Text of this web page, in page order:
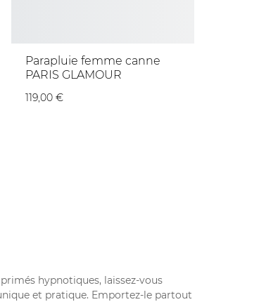
Parapluie femme canne
PARIS GLAMOUR
119,00 €
hypnotiques, laissez-vous
et pratique. Emportez-le partout